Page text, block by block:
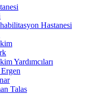
Hastanesi
Yardımcıları
Talas